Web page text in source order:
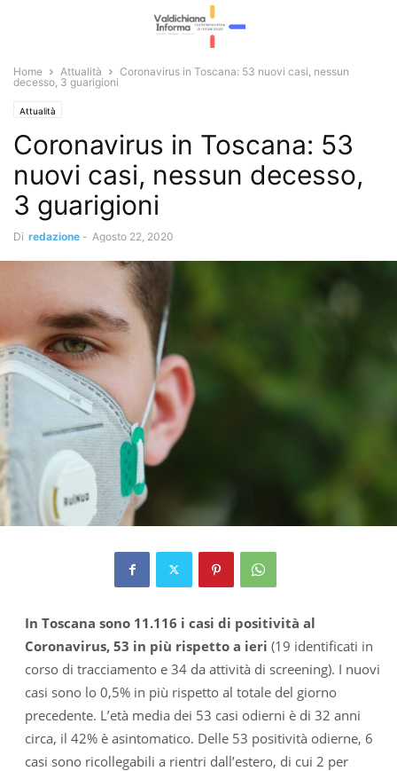
Home Attualità
Coronavirus in Toscana: 53 nuovi casi, nessun
decesso, 3 guarigioni
Attualità
Coronavirus in Toscana: 53
nuovi casi, nessun decesso,
3 guarigioni
Di redazione - Agosto 22, 2020
In Toscana sono 11.116 i casi di positività al
Coronavirus, 53 in più rispetto a ieri (19 identificati in
corso di tracciamento e 34 da attività di screening). I nuovi
casi sono lo 0,5% in più rispetto al totale del giorno
precedente. L’età media dei 53 casi odierni è di 32 anni
circa, il 42% è asintomatico. Delle 53 positività odierne, 6
casi sono ricollegabili a rientri dall’estero, di cui 2 per